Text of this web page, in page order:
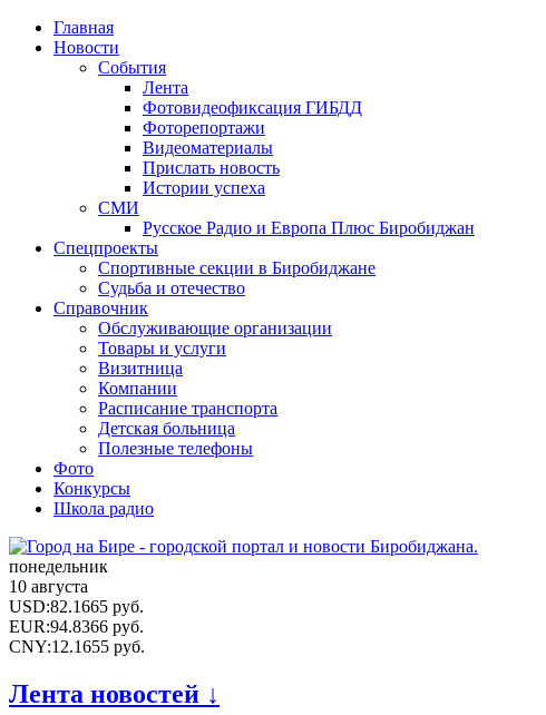
Главная
Новости
События
Лента
Фотовидеофиксация ГИБДД
Фоторепортажи
Видеоматериалы
Прислать новость
Истории успеха
СМИ
Русское Радио и Европа Плюс Биробиджан
Спецпроекты
Спортивные секции в Биробиджане
Судьба и отечество
Справочник
Обслуживающие организации
Товары и услуги
Визитница
Компании
Расписание транспорта
Детская больница
Полезные телефоны
Фото
Конкурсы
Школа радио
понедельник
10 августа
USD:82.1665 руб.
EUR:94.8366 руб.
CNY:12.1655 руб.
Лента новостей ↓